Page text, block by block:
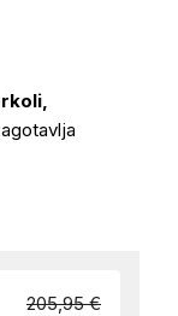
205,95 €